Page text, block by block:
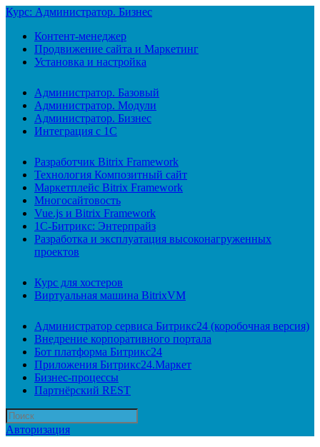
Курс: Администратор. Бизнес
Контент-менеджер
Продвижение сайта и Маркетинг
Установка и настройка
Администратор. Базовый
Администратор. Модули
Администратор. Бизнес
Интеграция с 1С
Разработчик Bitrix Framework
Технология Композитный сайт
Маркетплейс Bitrix Framework
Многосайтовость
Vue.js и Bitrix Framework
1С-Битрикс: Энтерпрайз
Разработка и эксплуатация высоконагруженных
проектов
Курс для хостеров
Виртуальная машина BitrixVM
Администратор сервиса Битрикс24 (коробочная версия)
Внедрение корпоративного портала
Бот платформа Битрикс24
Приложения Битрикс24.Маркет
Бизнес-процессы
Партнёрский REST
Авторизация